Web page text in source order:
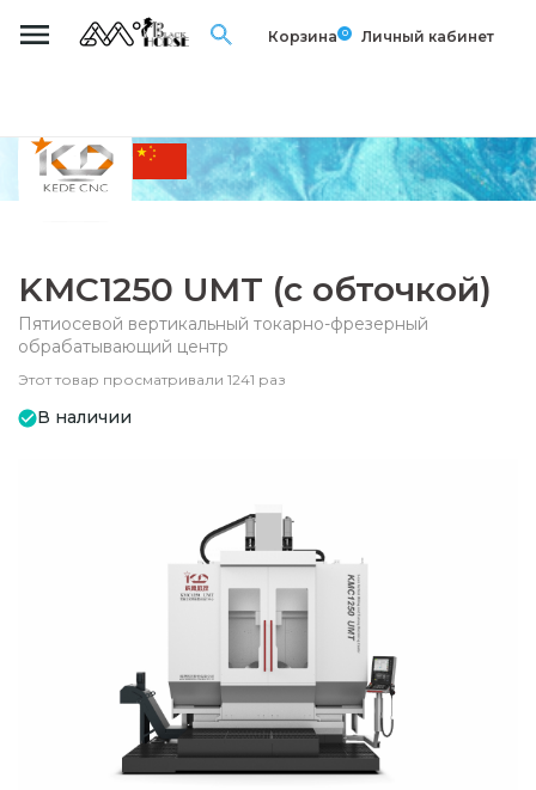
Корзина 0 Личный кабинет
KMC1250 UMT (с обточкой)
Пятиосевой вертикальный токарно-фрезерный
обрабатывающий центр
Этот товар просматривали 1241 раз
В наличии